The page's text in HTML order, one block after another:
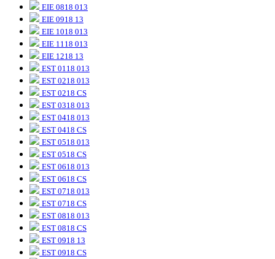
EIE 0818 013
EIE 0918 13
EIE 1018 013
EIE 1118 013
EIE 1218 13
EST 0118 013
EST 0218 013
EST 0218 CS
EST 0318 013
EST 0418 013
EST 0418 CS
EST 0518 013
EST 0518 CS
EST 0618 013
EST 0618 CS
EST 0718 013
EST 0718 CS
EST 0818 013
EST 0818 CS
EST 0918 13
EST 0918 CS